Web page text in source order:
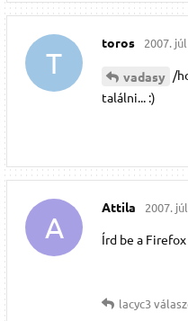
T
toros 2007.
vadasy /
találni... :)
A
Attila 2007.
Írd be a
lacyc3